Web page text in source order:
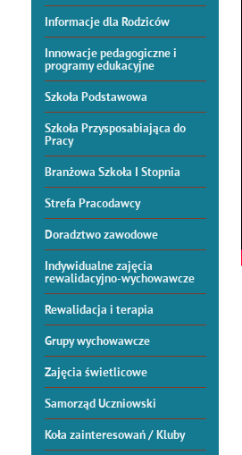
Informacje dla Rodziców
Innowacje pedagogiczne i
programy edukacyjne
Szkoła Podstawowa
Szkoła Przysposabiająca do
Pracy
Branżowa Szkoła I Stopnia
Strefa Pracodawcy
Doradztwo zawodowe
Indywidualne zajęcia
rewalidacyjno-wychowawcze
Rewalidacja i terapia
Grupy wychowawcze
Zajęcia świetlicowe
Samorząd Uczniowski
Koła zainteresowań / Kluby